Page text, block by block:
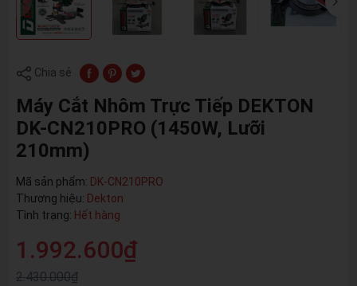
Chia sẻ
Máy Cắt Nhôm Trực Tiếp DEKTON
DK-CN210PRO (1450W, Lưỡi
210mm)
Mã sản phẩm: DK-CN210PRO
Thương hiệu: Dekton
Tình trạng: Hết hàng
1.992.600₫
2.430.000₫